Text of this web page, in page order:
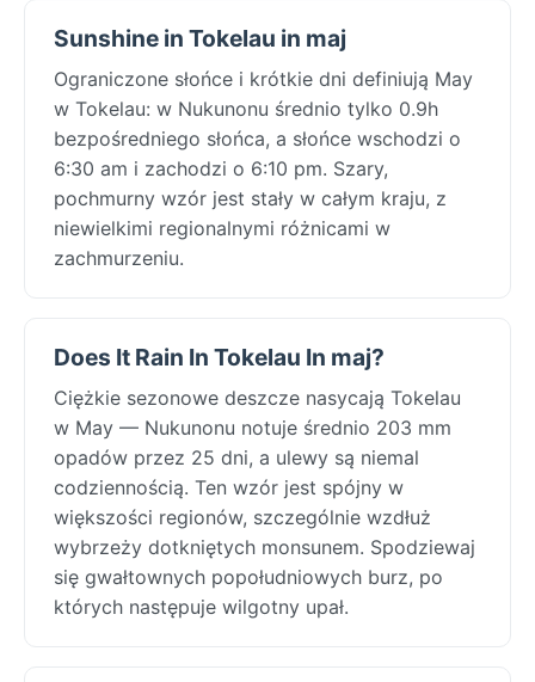
Sunshine in Tokelau in maj
Ograniczone słońce i krótkie dni definiują May
w Tokelau: w Nukunonu średnio tylko 0.9h
bezpośredniego słońca, a słońce wschodzi o
6:30 am i zachodzi o 6:10 pm. Szary,
pochmurny wzór jest stały w całym kraju, z
niewielkimi regionalnymi różnicami w
zachmurzeniu.
Does It Rain In Tokelau In maj?
Ciężkie sezonowe deszcze nasycają Tokelau
w May — Nukunonu notuje średnio 203 mm
opadów przez 25 dni, a ulewy są niemal
codziennością. Ten wzór jest spójny w
większości regionów, szczególnie wzdłuż
wybrzeży dotkniętych monsunem. Spodziewaj
się gwałtownych popołudniowych burz, po
których następuje wilgotny upał.